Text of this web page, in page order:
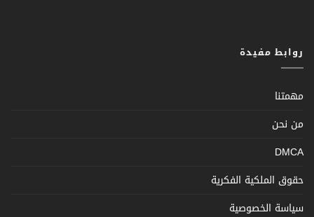
روابط مفيدة
مهمتنا
من نحن
DMCA
حقوق الملكية الفكرية
سياسة الخصوصية